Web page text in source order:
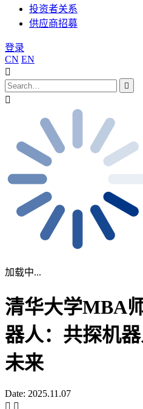
投资者关系
供应商招募
登录
CN EN
加载中...
清华大学MBA
器人：共探机
未来
Date: 2025.11.07